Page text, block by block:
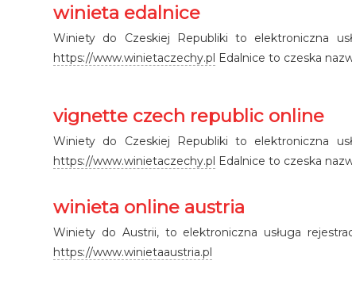
winieta edalnice
Winiety do Czeskiej Republiki to elektroniczna
https://www.winietaczechy.pl Edalnice to czeska
vignette czech republic online
Winiety do Czeskiej Republiki to elektroniczna
https://www.winietaczechy.pl Edalnice to czeska
winieta online austria
Winiety do Austrii, to elektroniczna usługa
https://www.winietaaustria.pl